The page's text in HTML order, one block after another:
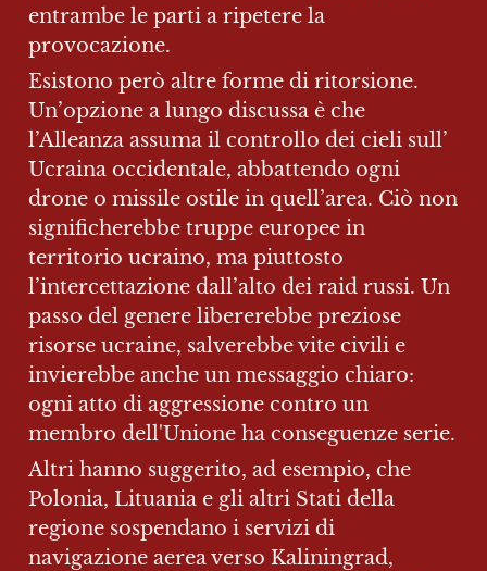
entrambe le parti a ripetere la
provocazione.
Esistono però altre forme di ritorsione.
Un’opzione a lungo discussa è che
l’Alleanza assuma il controllo dei cieli sull’
Ucraina occidentale, abbattendo ogni
drone o missile ostile in quell’area. Ciò non
significherebbe truppe europee in
territorio ucraino, ma piuttosto
l’intercettazione dall’alto dei raid russi. Un
passo del genere libererebbe preziose
risorse ucraine, salverebbe vite civili e
invierebbe anche un messaggio chiaro:
ogni atto di aggressione contro un
membro dell'Unione ha conseguenze serie.
Altri hanno suggerito, ad esempio, che
Polonia, Lituania e gli altri Stati della
regione sospendano i servizi di
navigazione aerea verso Kaliningrad,